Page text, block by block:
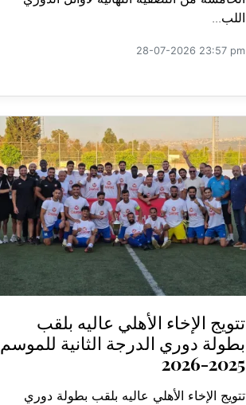
اللب...
28-07-2026 23:57 pm
تتويج الإخاء الأهلي عاليه بلقب
بطولة دوري الدرجة الثانية للموسم
2025-2026
تتويج الإخاء الأهلي عاليه بلقب بطولة دوري